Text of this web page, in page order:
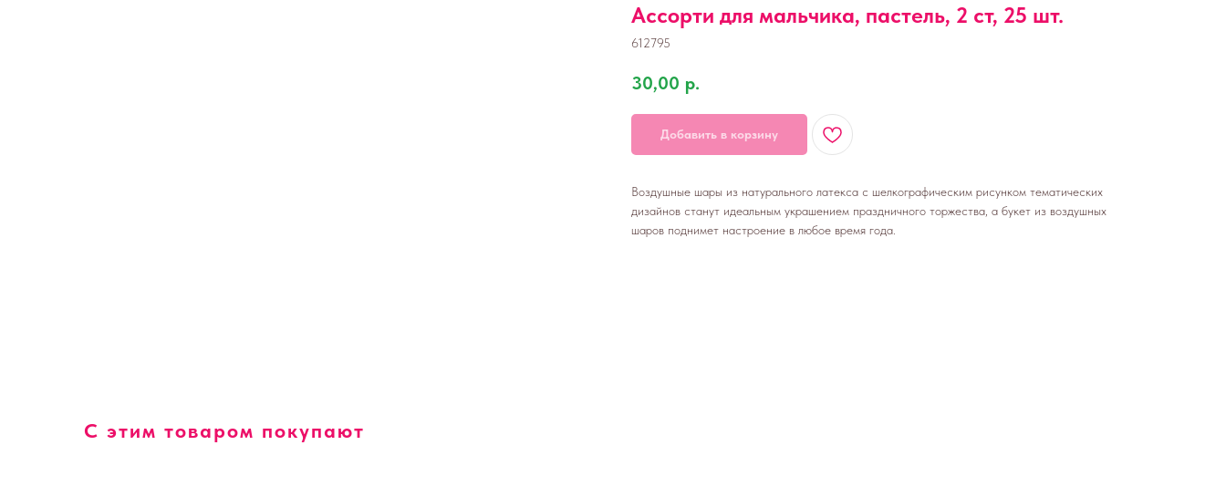
Ассорти для мальчика, пастель, 2 ст, 25 шт.
612795
30,00 р.
Добавить в корзину
Воздушные шары из натурального латекса с шелкографическим рисунком тематических
дизайнов станут идеальным украшением праздничного торжества, а букет из воздушных
шаров поднимет настроение в любое время года.
С этим товаром покупают